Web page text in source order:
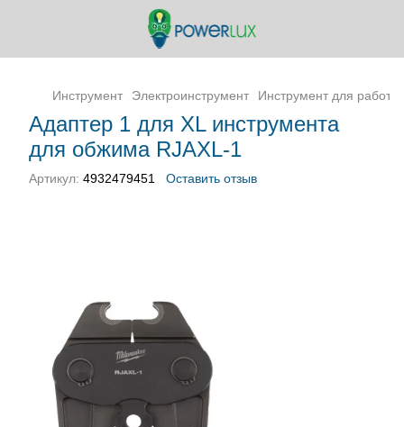
Инструмент Электроинструмент Инструмент для работы
Адаптер 1 для XL инструмента
для обжима RJAXL-1
Артикул: 4932479451 Оставить отзыв